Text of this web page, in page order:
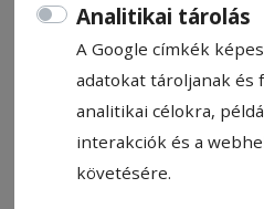
Analitikai tárolás
A Google címkék
adatokat tároljanak és
analitikai célokra,
interakciók és a
követésére.